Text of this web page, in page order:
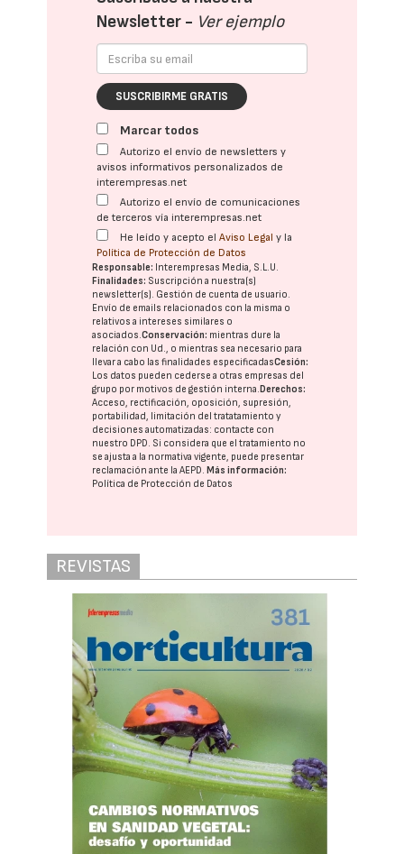
Newsletter - Ver ejemplo
SUSCRIBIRME GRATIS
Marcar todos
Autorizo el envío de newsletters y
avisos informativos personalizados de
interempresas.net
Autorizo el envío de comunicaciones
de terceros vía interempresas.net
He leído y acepto elAviso Legal y la
Política de Protección de Datos
Responsable: Interempresas Media, S.L.U.
Finalidades: Suscripción a nuestra(s)
newsletter(s). Gestión de cuenta de usuario.
Envío de emails relacionados con la misma o
relativos a intereses similares o
asociados.Conservación: mientras dure la
relación con Ud., o mientras sea necesario para
llevar a cabo las finalidades especificadasCesión:
Los datos pueden cederse a otras empresas del
grupo por motivos de gestión interna. Derechos:
Acceso, rectificación, oposición, supresión,
portabilidad, limitación del tratatamiento y
decisiones automatizadas: contacte con
nuestro DPD. Si considera que el tratamiento no
se ajusta a la normativa vigente, puede presentar
reclamación ante laAEPD. Más información:
Política de Protección de Datos
REVISTAS